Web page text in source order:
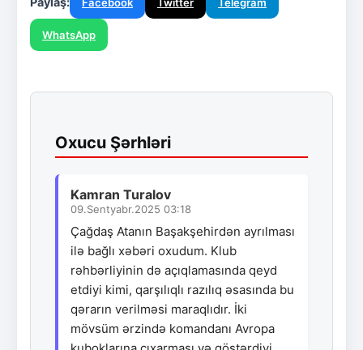
WhatsApp
Oxucu Şərhləri
Kamran Turalov
09.Sentyabr.2025 03:18
Çağdaş Atanın Başakşehirdən ayrılması
ilə bağlı xəbəri oxudum. Klub
rəhbərliyinin də açıqlamasında qeyd
etdiyi kimi, qarşılıqlı razılıq əsasında bu
qərarın verilməsi maraqlıdır. İki
mövsüm ərzində komandanı Avropa